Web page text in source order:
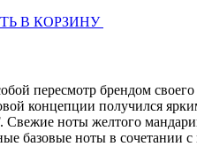
В КОРЗИНУ
пересмотр брендом
концепции получился
ноты желтого
базовые ноты в сочетании